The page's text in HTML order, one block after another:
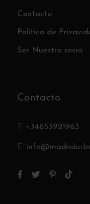
Contacto
Política de
Ser Nuestro socio
Contacto
T: +34653921963
E: